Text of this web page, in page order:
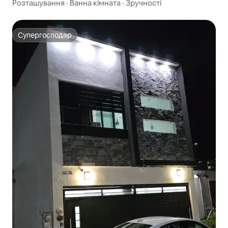
Розташування · Ванна кімната · Зручності
Супергосподар
Супергосподар